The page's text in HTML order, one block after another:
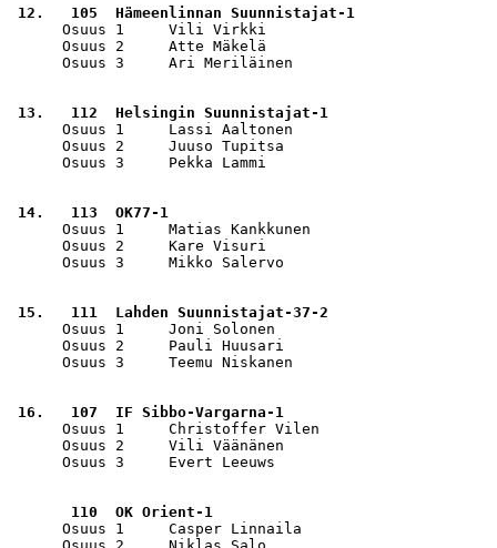
12.   105  Hämeenlinnan Suunnistajat-1
Osuus 1     Vili Virkki
Osuus 2     Atte Mäkelä
Osuus 3     Ari Meriläinen
13.   112  Helsingin Suunnistajat-1
Osuus 1     Lassi Aaltonen
Osuus 2     Juuso Tupitsa
Osuus 3     Pekka Lammi
14.   113  OK77-1
Osuus 1     Matias Kankkunen
Osuus 2     Kare Visuri
Osuus 3     Mikko Salervo
15.   111  Lahden Suunnistajat-37-2
Osuus 1     Joni Solonen
Osuus 2     Pauli Huusari
Osuus 3     Teemu Niskanen
16.   107  IF Sibbo-Vargarna-1
Osuus 1     Christoffer Vilen
Osuus 2     Vili Väänänen
Osuus 3     Evert Leeuws
110  OK Orient-1
Osuus 1     Casper Linnaila